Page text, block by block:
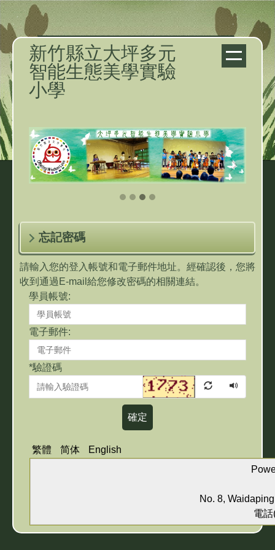
跳
到
主
要
內
容
區
新竹縣立大坪多元
智能生態美學實驗
小學
忘記密碼
請輸入您的登入帳號和電子郵件地址。經確認後，您將
收到通過E-mail給您修改密碼的相關連結。
學員帳號:
電子郵件:
*驗證碼
確定
繁體 简体
English
No. 8,
電